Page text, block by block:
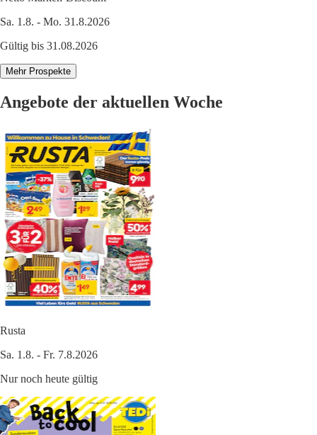
Sa. 1.8. - Mo. 31.8.2026
Gültig bis 31.08.2026
Mehr Prospekte
Angebote der aktuellen Woche
Rusta
Sa. 1.8. - Fr. 7.8.2026
Nur noch heute gültig